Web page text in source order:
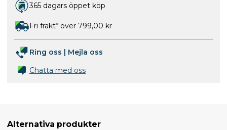
365 dagars öppet köp
Fri frakt* över 799,00 kr
Ring oss | Mejla oss
Chatta med oss
Alternativa produkter